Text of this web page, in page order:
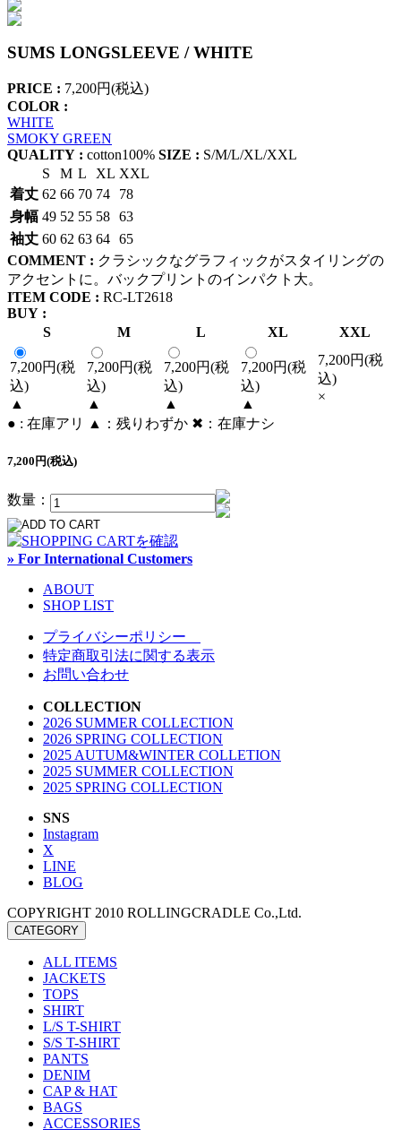
SUMS LONGSLEEVE / WHITE
PRICE : 7,200円(税込)
COLOR :
WHITE
SMOKY GREEN
QUALITY : cotton100% SIZE : S/M/L/XL/XXL
S
M L XL XXL
着丈 62 66 70 74
78
身幅 49 52 55 58 63
袖丈 60 62 63 64 65
COMMENT : クラシックなグラフィックがスタイリングの
アクセントに。バックプリントのインパクト大。
ITEM CODE : RC-LT2618
BUY :
S
M L XL XXL
7,200円(税
込)
▲
7,200円(税
込)
▲
7,200円(税
込)
▲
7,200円(税
込)
▲
7,200円(税
込)
×
● : 在庫アリ ▲：残りわずか ✖︎：在庫ナシ
7,200円(税込)
数量：
» For International Customers
ABOUT
SHOP LIST
プライバシーポリシー
特定商取引法に関する表示
お問い合わせ
COLLECTION
2026 SUMMER COLLECTION
2026 SPRING COLLECTION
2025 AUTUM&WINTER COLLETION
2025 SUMMER COLLECTION
2025 SPRING COLLECTION
SNS
Instagram
X
LINE
BLOG
COPYRIGHT 2010 ROLLINGCRADLE Co.,Ltd.
CATEGORY
ALL ITEMS
JACKETS
TOPS
SHIRT
L/S T-SHIRT
S/S T-SHIRT
PANTS
DENIM
CAP & HAT
BAGS
ACCESSORIES